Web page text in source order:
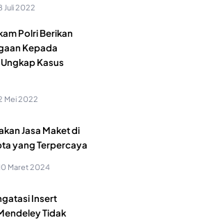
Juli 2022
Polri Berikan
Kepada
Kasus
Mei 2022
Jasa Maket di
yang Terpercaya
Maret 2024
Insert
Tidak